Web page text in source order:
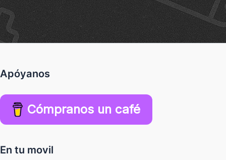
Apóyanos
Cómpranos un café
En tu movil